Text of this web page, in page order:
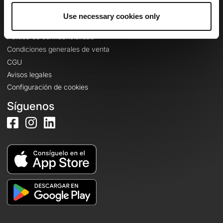
Use necessary cookies only
Información legal
Política de confidencialidad
Condiciones generales de venta
CGU
Avisos legales
Configuración de cookies
Síguenos